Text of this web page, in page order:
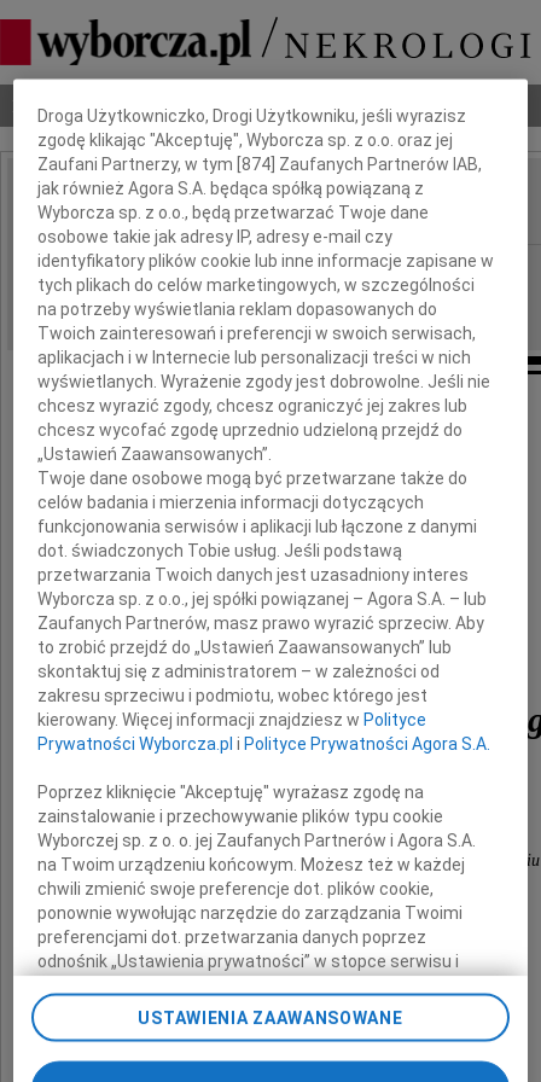
Nekrologi Odeszli Poradnik pogrzebowy
IMIĘ I NAZWISKO: Zbigniew Kwieciński
REGION: Bydgoszcz
DATA EMISJI: 28.08.2024
Z powodu śmierci
prof. dr hab. dr h.c. multi
Zbigniewa
społeczność
Instytutu Nauk Pedagogicznych UMK w Toruniu
składa
Rodzinie Zmarłego
Dbamy o Twoją prywatność
Droga Użytkowniczko, Drogi Użytkowniku, jeśli wyrazisz
zgodę klikając "Akceptuję", Wyborcza sp. z o.o. oraz jej
Zaufani Partnerzy, w tym [874 ] Zaufanych Partnerów IAB,
jak również Agora S.A. będąca spółką powiązaną z
Wyborcza sp. z o.o., będą przetwarzać Twoje dane
osobowe takie jak adresy IP, adresy e-mail czy
identyfikatory plików cookie lub inne informacje zapisane w
tych plikach do celów marketingowych, w szczególności
na potrzeby wyświetlania reklam dopasowanych do
Twoich zainteresowań i preferencji w swoich serwisach,
aplikacjach i w Internecie lub personalizacji treści w nich
wyświetlanych. Wyrażenie zgody jest dobrowolne. Jeśli nie
chcesz wyrazić zgody, chcesz ograniczyć jej zakres lub
chcesz wycofać zgodę uprzednio udzieloną przejdź do
„Ustawień Zaawansowanych”.
Twoje dane osobowe mogą być przetwarzane także do
celów badania i mierzenia informacji dotyczących
funkcjonowania serwisów i aplikacji lub łączone z danymi
dot. świadczonych Tobie usług. Jeśli podstawą
przetwarzania Twoich danych jest uzasadniony interes
Wyborcza sp. z o.o., jej spółki powiązanej – Agora S.A. – lub
Zaufanych Partnerów, masz prawo wyrazić sprzeciw. Aby
to zrobić przejdź do „Ustawień Zaawansowanych” lub
skontaktuj się z administratorem – w zależności od
zakresu sprzeciwu i podmiotu, wobec którego jest
kierowany. Więcej informacji znajdziesz w Polityce
Prywatności Wyborcza.pl i Polityce Prywatności Agora S.A.
Poprzez kliknięcie "Akceptuję" wyrażasz zgodę na
zainstalowanie i przechowywanie plików typu cookie
Wyborczej sp. z o. o. jej Zaufanych Partnerów i Agora S.A.
na Twoim urządzeniu końcowym. Możesz też w każdej
chwili zmienić swoje preferencje dot. plików cookie,
ponownie wywołując narzędzie do zarządzania Twoimi
preferencjami dot. przetwarzania danych poprzez
odnośnik „Ustawienia prywatności” w stopce serwisu i
Zmiana ustawień plików cookie możliwa jest także za
pomocą ustawień przeglądarki.
USTAWIENIA ZAAWANSOWANE